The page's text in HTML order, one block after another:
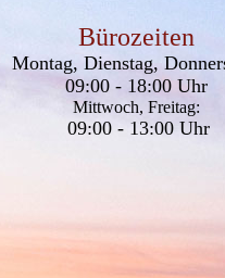
Bürozeiten
Montag, Dienstag,
09:00 - 18:00 Uhr
Mittwoch, Freitag:
09:00 - 13:00 Uhr